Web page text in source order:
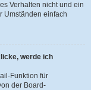
Verhalten nicht und ein
Umständen einfach
werde ich
Funktion für
der Board-